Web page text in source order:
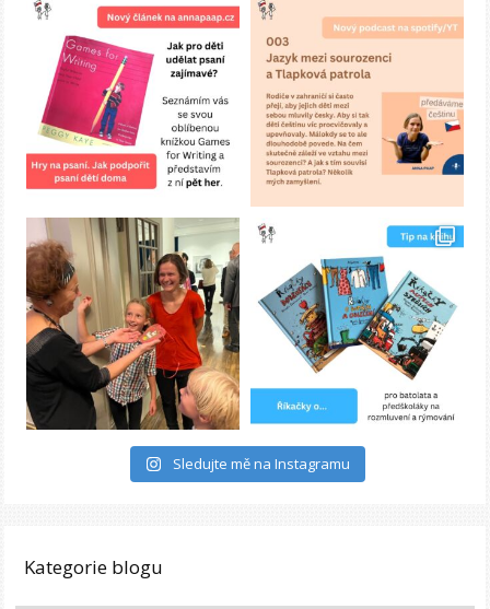
Sledujte mě na Instagramu
Kategorie blogu